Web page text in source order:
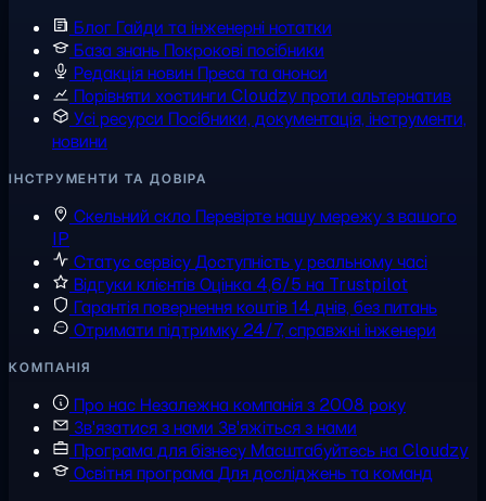
Блог Гайди та інженерні нотатки
База знань Покрокові посібники
Редакція новин Преса та анонси
Порівняти хостинги Cloudzy проти альтернатив
Усі ресурси Посібники, документація, інструменти,
новини
ІНСТРУМЕНТИ ТА ДОВІРА
Скельний скло Перевірте нашу мережу з вашого
IP
Статус сервісуДоступність у реальному часі
Відгуки клієнтівОцінка 4,6/5 на Trustpilot
Гарантія повернення коштів14 днів, без питань
Отримати підтримку 24/7, справжні інженери
КОМПАНІЯ
Про насНезалежна компанія з 2008 року
Зв'язатися з нами Зв'яжіться з нами
Програма для бізнесуМасштабуйтесь на Cloudzy
Освітня програмаДля досліджень та команд